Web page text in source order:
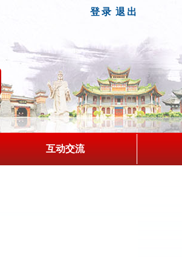
登录 退出
互动交流